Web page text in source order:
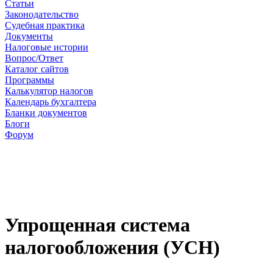
Cтатьи
Законодательство
Судебная практика
Документы
Налоговые истории
Вопрос/Ответ
Каталог сайтов
Программы
Калькулятор налогов
Календарь бухгалтера
Бланки документов
Блоги
Форум
Упрощенная система
налогообложения (УСН)